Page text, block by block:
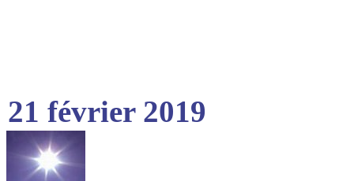
21 février 2019